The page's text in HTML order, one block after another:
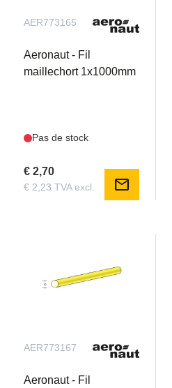
AER773165
Aeronaut - Fil
maillechort 1x1000mm
Pas de stock
€ 2,70
€ 2,23 TVA excl. mail
AER773167
Aeronaut - Fil